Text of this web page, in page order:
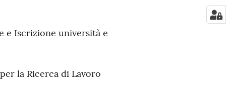
e Iscrizione università e
la Ricerca di Lavoro